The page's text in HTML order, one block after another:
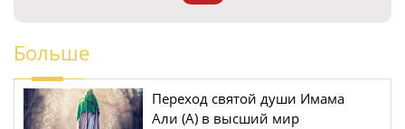
Больше
Переход святой души Имама
Али (А) в высший мир